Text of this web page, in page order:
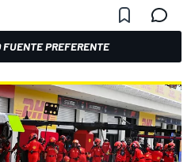
FUENTE PREFERENTE